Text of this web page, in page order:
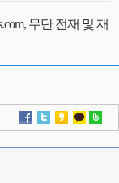
무단 전재 및 재